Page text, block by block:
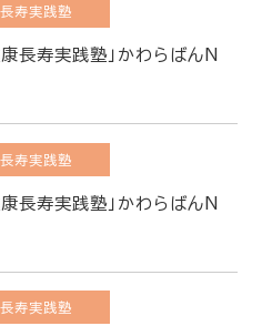
寿実践塾
長寿実践塾」かわらばんN
寿実践塾
長寿実践塾」かわらばんN
寿実践塾